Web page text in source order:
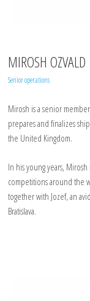
MIROSH OZVALD
Senior operations
Mirosh is a senior
prepares and finalizes
the United Kingdom.
In his young years,
competitions around the
together with Jozef, an
Bratislava.